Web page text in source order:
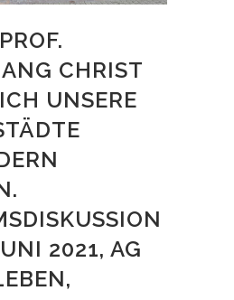
PROF.
CHRIST
UNSERE
2021, AG